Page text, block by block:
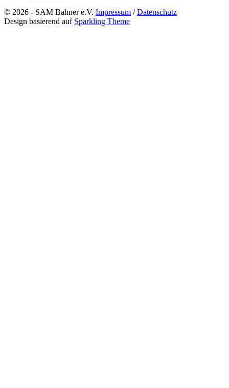
© 2026 - SAM Bahner e.V. Impressum /Datenschutz
Design basierend auf Sparkling Theme